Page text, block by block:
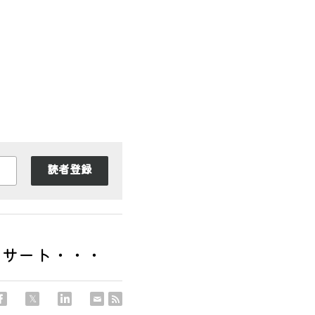
読者登録
ート・・・